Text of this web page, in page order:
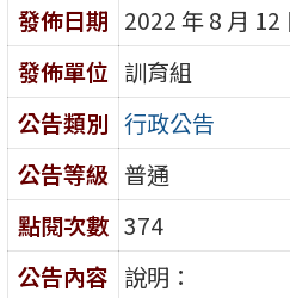
發佈日期 2022 年 8 月 12
發佈單位 訓育組
公告類別 行政公告
公告等級 普通
點閱次數 374
公告內容 說明：